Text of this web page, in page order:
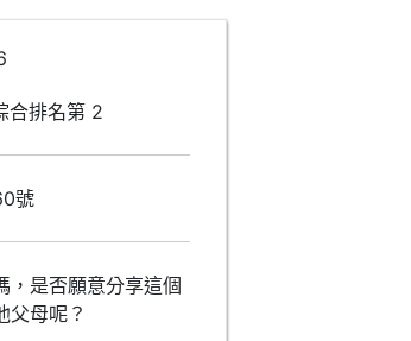
合排名第 2
號
，是否願意分享這個
父母呢？